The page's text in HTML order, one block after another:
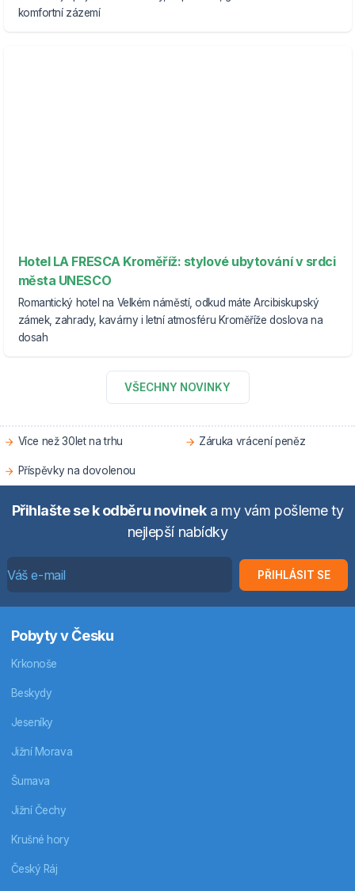
komfortní zázemí
Hotel LA FRESCA Kroměříž: stylové ubytování v srdci
města UNESCO
Romantický hotel na Velkém náměstí, odkud máte Arcibiskupský
zámek, zahrady, kavárny i letní atmosféru Kroměříže doslova na
dosah
VŠECHNY NOVINKY
Více než 30let na trhu Záruka vrácení peněz
Příspěvky na dovolenou
Přihlašte se k odběru novineka my vám pošleme ty
nejlepší nabídky
PŘIHLÁSIT SE
Pobyty v Česku
Krkonoše
Beskydy
Jeseníky
Jižní Morava
Šumava
Jižní Čechy
Krušné hory
Český Ráj